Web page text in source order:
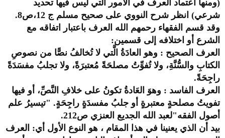
(ومنها اعتماد العرف في الأمور التي ليس فيها تحديد
شرعي) انظر شرح النووي على صحيح مسلم ج 12،ص8.
وقد قسم الفقهاء رحمهم الله العرف باعتبار اتفاقه مع
الشرع أو اختلافه إلى قسمين:
العرف الصحيح : وهو العادَةُ الَّتي لا تُخالفُ نصًّا من نصوصِ
الكتابِ والسُّنَّةِ، ولا تُفوِّتُ مصلحَةً مُعتبرَةً، ولا تجلبُ مفسَدَةً
راجِحَةً.
العرف الفاسد : وهوَ العَادةُ تكونُ على خلافِ النَّصِّ، أو فيها
تفويتُ مصلحةٍ معتبرةٍ أو جلبُ مفسدَةٍ راجِحَةٍ. "تيسيرُ علم
أصول الفقه"لعبد الله الجديع العنزي ص212.
بيد أن الذي يعنينا في هذا المقام ، هو النوع الأول أي: العرف